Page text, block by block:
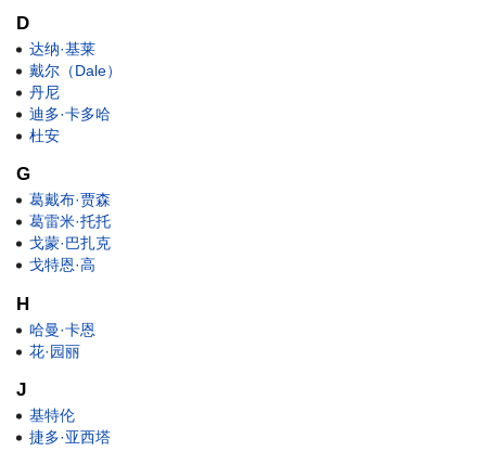
D
达纳·基莱
戴尔（Dale）
丹尼
迪多·卡多哈
杜安
G
葛戴布·贾森
葛雷米·托托
戈蒙·巴扎克
戈特恩·高
H
哈曼·卡恩
花·园丽
J
基特伦
捷多·亚西塔